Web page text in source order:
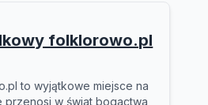
folklorowo.pl
to wyjątkowe miejsce na
w świat bogactwa